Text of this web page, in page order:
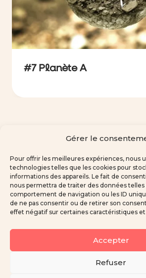
Gérer le
Pour offrir les meilleures expériences, nous
technologies telles que les cookies pour
informations des appareils. Le fait de
nous permettra de traiter des données telles
comportement de navigation ou les ID
de ne pas consentir ou de retirer son
effet négatif sur certaines caractéristiques
Accepter
Refuser
#7 Planète A
Marie Neumann